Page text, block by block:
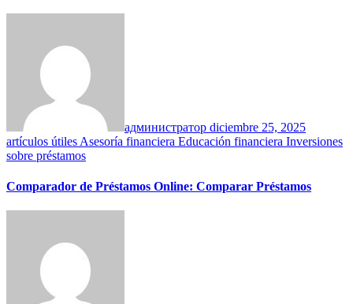
администратор diciembre 25, 2025
artículos útiles Asesoría financiera Educación financiera Inversiones
sobre préstamos
Comparador de Préstamos Online: Comparar Préstamos